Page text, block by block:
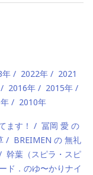
年 2022年
2021
2016年
2015年
2010年
ます！
冨岡 愛 の
BREIMEN の 無礼
幹葉（スピラ・スピ
ド．のゆ〜かりナイ